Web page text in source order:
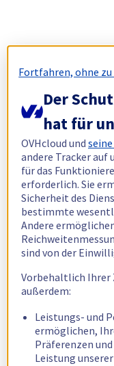
Fortfahren, ohne
Der
hat für
OVHcloud und
andere Tracker auf
für das
erforderlich. Sie
Sicherheit des
bestimmte
Andere
sind von der
Vorbehaltlich Ihrer
außerdem:
Leistungs- und
ermöglichen,
Präferenzen
Leistung